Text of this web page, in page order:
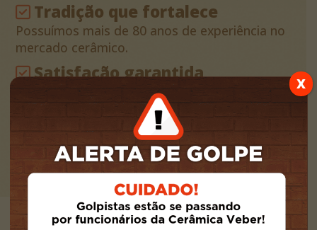
Tradição que fortalece
Possuímos mais de 80 anos de experiência no
mercado cerâmico.
Satisfação garantida
Garantia de que sua compra será entregue no
dia combinado com a qualidade máxima para
Armazenagem Logística Representação
X